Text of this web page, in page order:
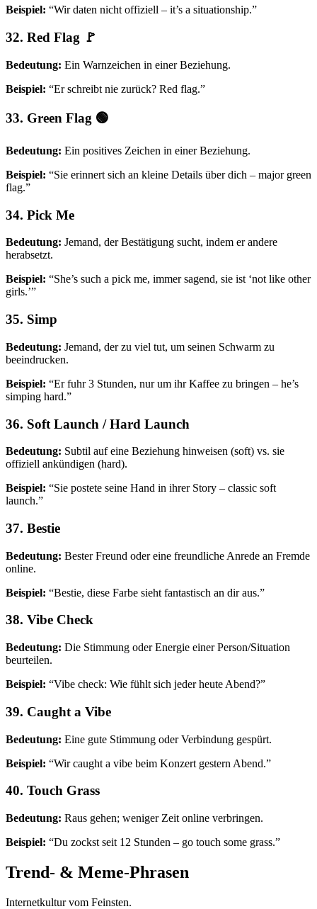
Beispiel: “Wir daten nicht offiziell – it’s a situationship.”
32. Red Flag 🚩
Bedeutung: Ein Warnzeichen in einer Beziehung.
Beispiel: “Er schreibt nie zurück? Red flag.”
33. Green Flag 🟢
Bedeutung: Ein positives Zeichen in einer Beziehung.
Beispiel: “Sie erinnert sich an kleine Details über dich – major green
flag.”
34. Pick Me
Bedeutung: Jemand, der Bestätigung sucht, indem er andere
herabsetzt.
Beispiel: “She’s such a pick me, immer sagend, sie ist ‘not like other
girls.’”
35. Simp
Bedeutung: Jemand, der zu viel tut, um seinen Schwarm zu
beeindrucken.
Beispiel: “Er fuhr 3 Stunden, nur um ihr Kaffee zu bringen – he’s
simping hard.”
36. Soft Launch / Hard Launch
Bedeutung: Subtil auf eine Beziehung hinweisen (soft) vs. sie
offiziell ankündigen (hard).
Beispiel: “Sie postete seine Hand in ihrer Story – classic soft
launch.”
37. Bestie
Bedeutung: Bester Freund oder eine freundliche Anrede an Fremde
online.
Beispiel: “Bestie, diese Farbe sieht fantastisch an dir aus.”
38. Vibe Check
Bedeutung: Die Stimmung oder Energie einer Person/Situation
beurteilen.
Beispiel: “Vibe check: Wie fühlt sich jeder heute Abend?”
39. Caught a Vibe
Bedeutung: Eine gute Stimmung oder Verbindung gespürt.
Beispiel: “Wir caught a vibe beim Konzert gestern Abend.”
40. Touch Grass
Bedeutung: Raus gehen; weniger Zeit online verbringen.
Beispiel: “Du zockst seit 12 Stunden – go touch some grass.”
Trend- & Meme-Phrasen
Internetkultur vom Feinsten.